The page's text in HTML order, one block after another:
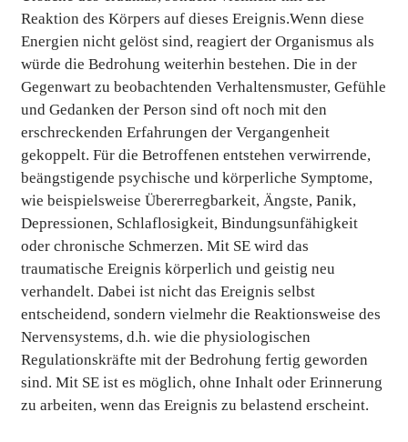
Reaktion des Körpers auf dieses Ereignis.Wenn diese
Energien nicht gelöst sind, reagiert der Organismus als
würde die Bedrohung weiterhin bestehen. Die in der
Gegenwart zu beobachtenden Verhaltensmuster, Gefühle
und Gedanken der Person sind oft noch mit den
erschreckenden Erfahrungen der Vergangenheit
gekoppelt. Für die Betroffenen entstehen verwirrende,
beängstigende psychische und körperliche Symptome,
wie beispielsweise Übererregbarkeit, Ängste, Panik,
Depressionen, Schlaflosigkeit, Bindungsunfähigkeit
oder chronische Schmerzen. Mit SE wird das
traumatische Ereignis körperlich und geistig neu
verhandelt. Dabei ist nicht das Ereignis selbst
entscheidend, sondern vielmehr die Reaktionsweise des
Nervensystems, d.h. wie die physiologischen
Regulationskräfte mit der Bedrohung fertig geworden
sind. Mit SE ist es möglich, ohne Inhalt oder Erinnerung
zu arbeiten, wenn das Ereignis zu belastend erscheint.